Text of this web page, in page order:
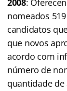
2008:
nomeados
candidatos
que novos
acordo com
número de
quantidade